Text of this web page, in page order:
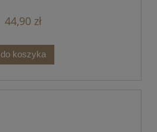
44,90 zł
do koszyka